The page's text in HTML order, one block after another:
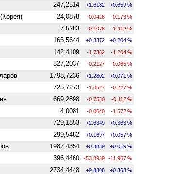
247,2514 +1.6182 +0.659 %
24,0878 -0.0418 -0.173 %
7,5283 -0.1078 -1.412 %
165,5644 +0.3372 +0.204 %
142,4109 -1.7362 -1.204 %
327,2037 -0.2127 -0.065 %
1798,7236 +1.2802 +0.071 %
725,7273 -1.6527 -0.227 %
669,2898 -0.7530 -0.112 %
4,0081 -0.0640 -1.572 %
729,1853 +2.6349 +0.363 %
299,5482 +0.1697 +0.057 %
1987,4354 +0.3839 +0.019 %
396,4460 -53.8939 -11.967 %
2734,4448 +9.8808 +0.363 %